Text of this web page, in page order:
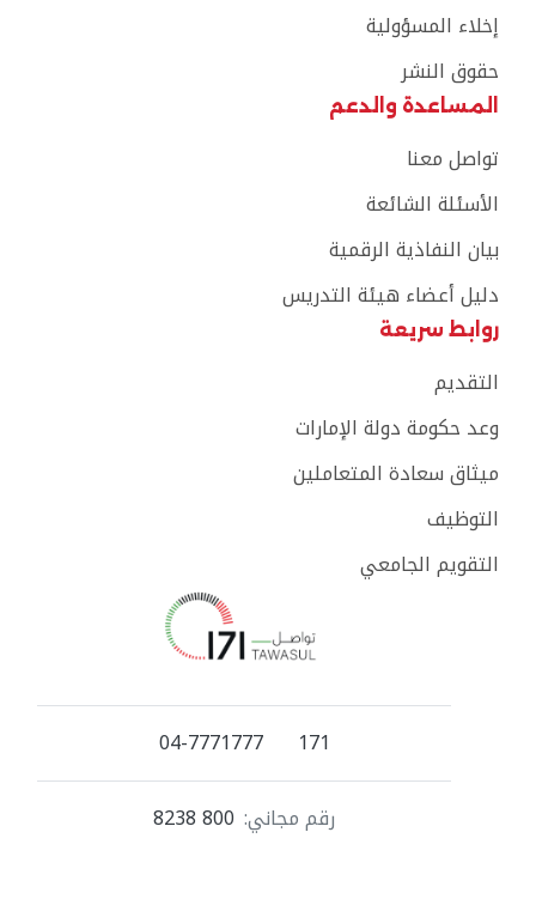
إخلاء المسؤولية
حقوق النشر
المساعدة والدعم
تواصل معنا
الأسئلة الشائعة
بيان النفاذية الرقمية
دليل أعضاء هيئة التدريس
روابط سريعة
التقديم
وعد حكومة دولة الإمارات
ميثاق سعادة المتعاملين
التوظيف
التقويم الجامعي
171
04-7771777
رقم مجاني: 800 8238